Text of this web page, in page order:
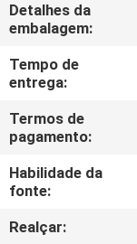
CONTACTE-
NOS
PEÇA
UMAS
CITAÇÕES
Detalhes da
embalagem:
Tempo de
entrega:
Termos de
pagamento:
Habilidade da
fonte:
Realçar: